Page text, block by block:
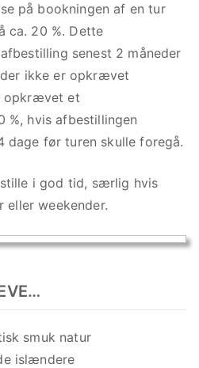
på bookningen af en tur
ca. 20 %. Dette
senest 2 måneder
ikke er opkrævet
opkrævet et
%, hvis afbestillingen
dage før turen skulle foregå.
i god tid, særlig hvis
eller weekender.
smuk natur
islændere